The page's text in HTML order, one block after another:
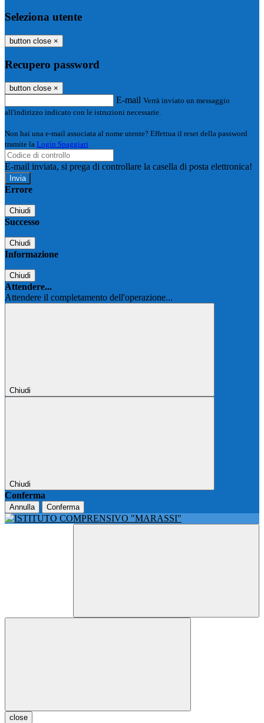
Seleziona utente
button close ×
Recupero password
button close ×
E-mail Verrà inviato un messaggio
all'indirizzo indicato con le istruzioni necessarie.
Non hai una e-mail associata al nome utente? Effettua il reset della password
tramite la Login Spaggiari
E-mail inviata, si prega di controllare la casella di posta elettronica!
Errore
Chiudi
Successo
Chiudi
Informazione
Chiudi
Attendere...
Attendere il completamento dell'operazione...
Chiudi
Chiudi
Conferma
Annulla Conferma
close